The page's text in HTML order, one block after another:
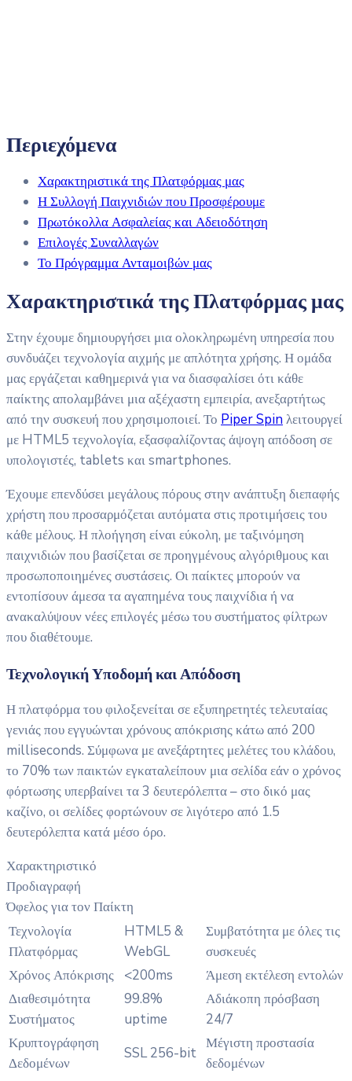
Περιεχόμενα
Χαρακτηριστικά της Πλατφόρμας μας
Η Συλλογή Παιχνιδιών που Προσφέρουμε
Πρωτόκολλα Ασφαλείας και Αδειοδότηση
Επιλογές Συναλλαγών
Το Πρόγραμμα Ανταμοιβών μας
Χαρακτηριστικά της Πλατφόρμας μας
Στην έχουμε δημιουργήσει μια ολοκληρωμένη υπηρεσία που
συνδυάζει τεχνολογία αιχμής με απλότητα χρήσης. Η ομάδα
μας εργάζεται καθημερινά για να διασφαλίσει ότι κάθε
παίκτης απολαμβάνει μια αξέχαστη εμπειρία, ανεξαρτήτως
από την συσκευή που χρησιμοποιεί. Το Piper Spinλειτουργεί
με HTML5 τεχνολογία, εξασφαλίζοντας άψογη απόδοση σε
υπολογιστές, tablets και smartphones.
Έχουμε επενδύσει μεγάλους πόρους στην ανάπτυξη διεπαφής
χρήστη που προσαρμόζεται αυτόματα στις προτιμήσεις του
κάθε μέλους. Η πλοήγηση είναι εύκολη, με ταξινόμηση
παιχνιδιών που βασίζεται σε προηγμένους αλγόριθμους και
προσωποποιημένες συστάσεις. Οι παίκτες μπορούν να
εντοπίσουν άμεσα τα αγαπημένα τους παιχνίδια ή να
ανακαλύψουν νέες επιλογές μέσω του συστήματος φίλτρων
που διαθέτουμε.
Τεχνολογική Υποδομή και Απόδοση
Η πλατφόρμα του φιλοξενείται σε εξυπηρετητές τελευταίας
γενιάς που εγγυώνται χρόνους απόκρισης κάτω από 200
milliseconds. Σύμφωνα με ανεξάρτητες μελέτες του κλάδου,
το 70% των παικτών εγκαταλείπουν μια σελίδα εάν ο χρόνος
φόρτωσης υπερβαίνει τα 3 δευτερόλεπτα – στο δικό μας
καζίνο, οι σελίδες φορτώνουν σε λιγότερο από 1.5
δευτερόλεπτα κατά μέσο όρο.
Χαρακτηριστικό
Προδιαγραφή
Όφελος για τον Παίκτη
Τεχνολογία
Πλατφόρμας
HTML5 &
WebGL
Συμβατότητα με όλες τις
συσκευές
Χρόνος Απόκρισης
<200ms
Άμεση εκτέλεση εντολών
Διαθεσιμότητα
Συστήματος
99.8%
uptime
Αδιάκοπη πρόσβαση
24/7
Κρυπτογράφηση
Δεδομένων
SSL 256-bit
Μέγιστη προστασία
δεδομένων